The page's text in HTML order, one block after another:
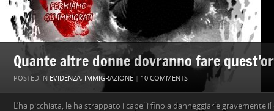
Quante altre donne dovranno fare
POSTED IN EVIDENZA, IMMIGRAZIONE | 10 COMMENTS
L’ha picchiata, le ha strappato i capelli fino a danneggiarle gravemente